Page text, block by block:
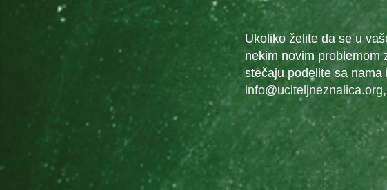
Ukoliko želite da se u
nekim novim problemom
stečaju podelite sa
info@uciteljneznalica.org